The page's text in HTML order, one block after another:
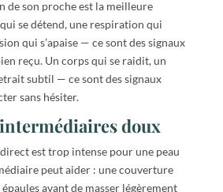
de son proche est la meilleure
se détend, une respiration qui
qui s’apaise — ce sont des signaux
reçu. Un corps qui se raidit, un
subtil — ce sont des signaux
sans hésiter.
doux
est trop intense pour une peau
peut aider : une couverture
avant de masser légèrement